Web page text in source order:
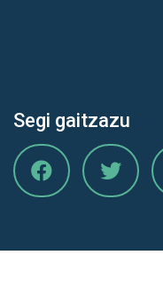
Segi gaitzazu